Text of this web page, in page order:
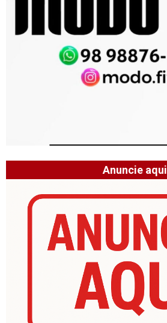
Anuncie aqui